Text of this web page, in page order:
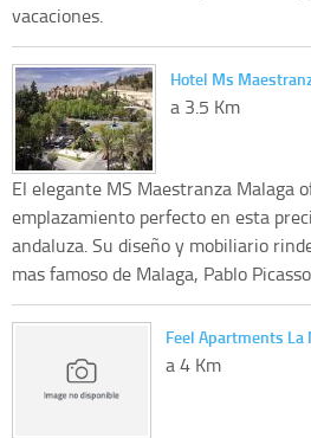
vacaciones.
Hotel Ms
a 3.5 Km
El elegante MS Maestranza Malaga
emplazamiento perfecto en esta
andaluza. Su diseño y mobiliario
mas famoso de Malaga, Pablo
Feel Apartments La
a 4 Km